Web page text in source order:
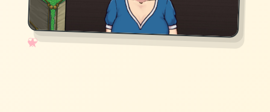
✧
♡
★
♥